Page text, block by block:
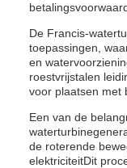
De Francis-
toepassingen,
en
roestvrijstalen
voor plaatsen met
Een van de
de roterende
elektriciteitDit